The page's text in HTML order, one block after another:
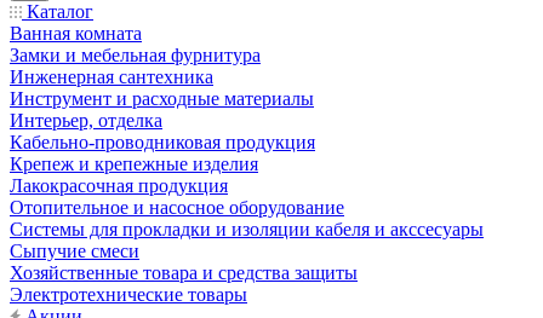
Каталог
Ванная комната
Замки и мебельная фурнитура
Инженерная сантехника
Инструмент и расходные материалы
Интерьер, отделка
Кабельно-проводниковая продукция
Крепеж и крепежные изделия
Лакокрасочная продукция
Отопительное и насосное оборудование
Системы для прокладки и изоляции кабеля и акссесуары
Сыпучие смеси
Хозяйственные товара и средства защиты
Электротехнические товары